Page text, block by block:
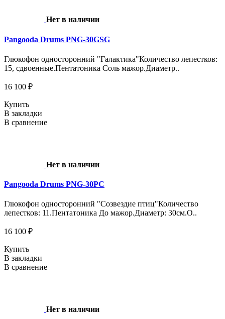
Нет в наличии
Pangooda Drums PNG-30GSG
Глюкофон односторонний "Галактика"Количество лепестков:
15, сдвоенные.Пентатоника Соль мажор.Диаметр..
16 100 ₽
Купить
В закладки
В сравнение
Нет в наличии
Pangooda Drums PNG-30PC
Глюкофон односторонний "Созвездие птиц"Количество
лепестков: 11.Пентатоника До мажор.Диаметр: 30см.О..
16 100 ₽
Купить
В закладки
В сравнение
Нет в наличии